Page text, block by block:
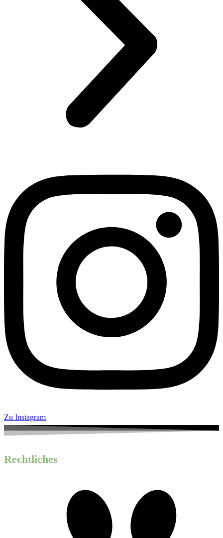
Zu Instagram
Rechtliches